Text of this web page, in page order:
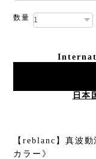
数量
日本
【reblanc】真波
カラー》